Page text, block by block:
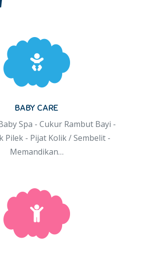
BABY CARE
Spa - Cukur Rambut Bayi -
Pilek - Pijat Kolik / Sembelit -
Memandikan…